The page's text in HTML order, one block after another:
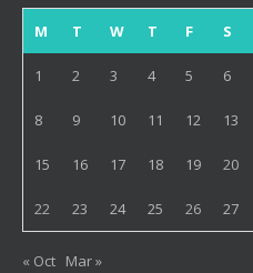
M T W T F S
1 2 3 4 5 6
8 9 10 11 12 13
15 16 17 18 19 20
22 23 24 25 26 27
« Oct Mar »